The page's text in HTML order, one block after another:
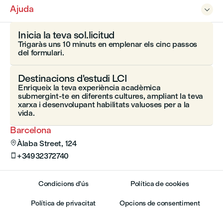

Ajuda
Barcelona
Àlaba Street, 124
 +34932372740
Inicia la teva sol.licitud
Trigaràs uns 10 minuts en emplenar els cinc passos
del formulari.
Destinacions d'estudi LCI
Enriqueix la teva experiència acadèmica
submergint-te en diferents cultures, ampliant la teva
xarxa i desenvolupant habilitats valuoses per a la
vida.
Condicions d'ús Política de cookies
Política de privacitat Opcions de consentiment